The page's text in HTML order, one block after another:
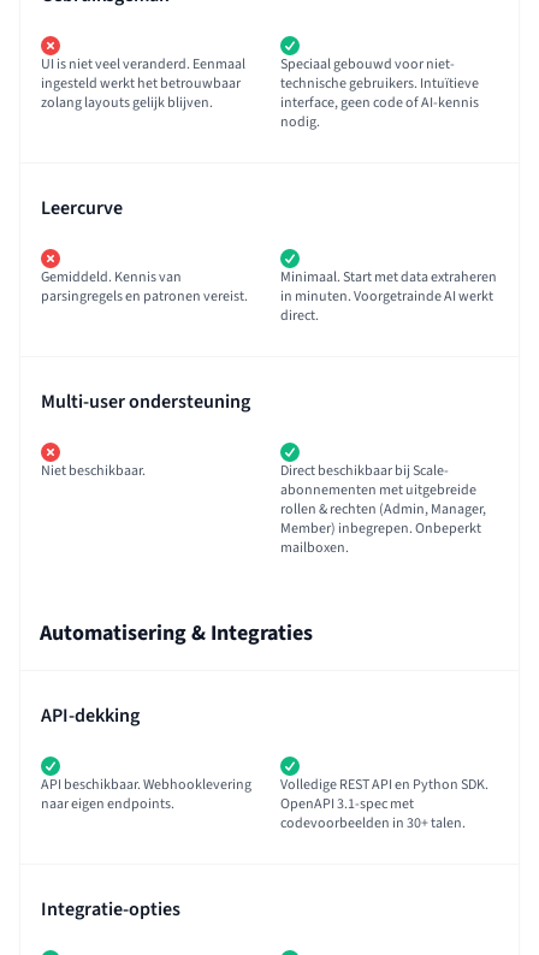
UI is niet veel veranderd. Eenmaal
ingesteld werkt het betrouwbaar
zolang layouts gelijk blijven.
Speciaal gebouwd voor niet-
technische gebruikers. Intuïtieve
interface, geen code of AI-kennis
nodig.
Leercurve
Gemiddeld. Kennis van
parsingregels en patronen vereist.
Minimaal. Start met data extraheren
in minuten. Voorgetrainde AI werkt
direct.
Multi-user ondersteuning
Niet beschikbaar.
Direct beschikbaar bij Scale-
abonnementen met uitgebreide
rollen & rechten (Admin, Manager,
Member) inbegrepen. Onbeperkt
mailboxen.
Automatisering & Integraties
API-dekking
API beschikbaar. Webhooklevering
naar eigen endpoints.
Volledige REST API en Python SDK.
OpenAPI 3.1-spec met
codevoorbeelden in 30+ talen.
Integratie-opties